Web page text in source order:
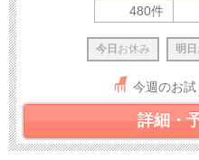
480件
今日 お休み 明日
今週のお試
詳細・